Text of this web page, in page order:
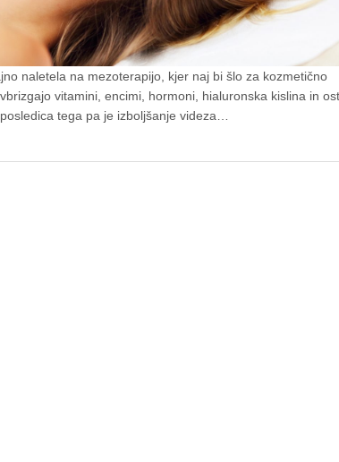
naletela na mezoterapijo, kjer naj bi šlo za kozmetično
vitamini, encimi, hormoni, hialuronska kislina in
tega pa je izboljšanje videza…